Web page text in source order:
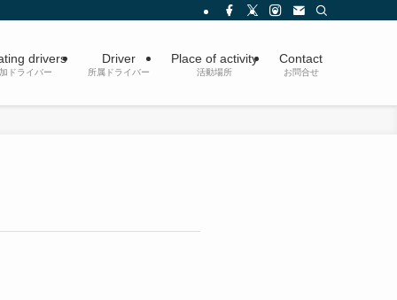
drivers
ドライバー
Driver
所属ドライバー
Place of activity
活動場所
Contact
お問合せ